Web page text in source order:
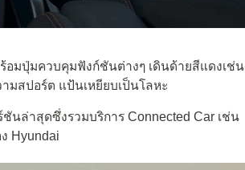
อมปุ่มควบคุมฟังก์ชันต่างๆ เดินด้ายสีแดงเช่น
มสปอร์ต แป้นเหยียบเป็นโลหะ
ชันล่าสุดซึ่งรวมบริการ Connected Car เช่น
Hyundai